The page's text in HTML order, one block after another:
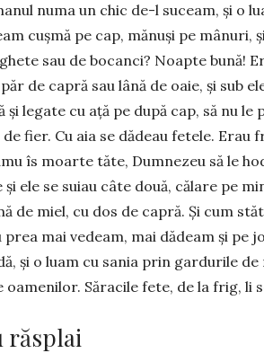
numa un chic de-l suceam, și o
cușmă pe cap, mă­nuși pe mâ­nuri,
sau de bo­canci? Noapte bună!
de capră sau lână de oaie, și sub
legate cu ață pe după cap, să nu
fier. Cu aia se dădeau fetele.
îs moarte tăte, Dum­nezeu să le
ele se suiau câte două, călare pe
de miel, cu dos de capră. Și cum
prea mai ve­deam, mai dădeam și pe
și o luam cu sania prin gar­durile
Să­racile fete, de la frig, li
răsplai